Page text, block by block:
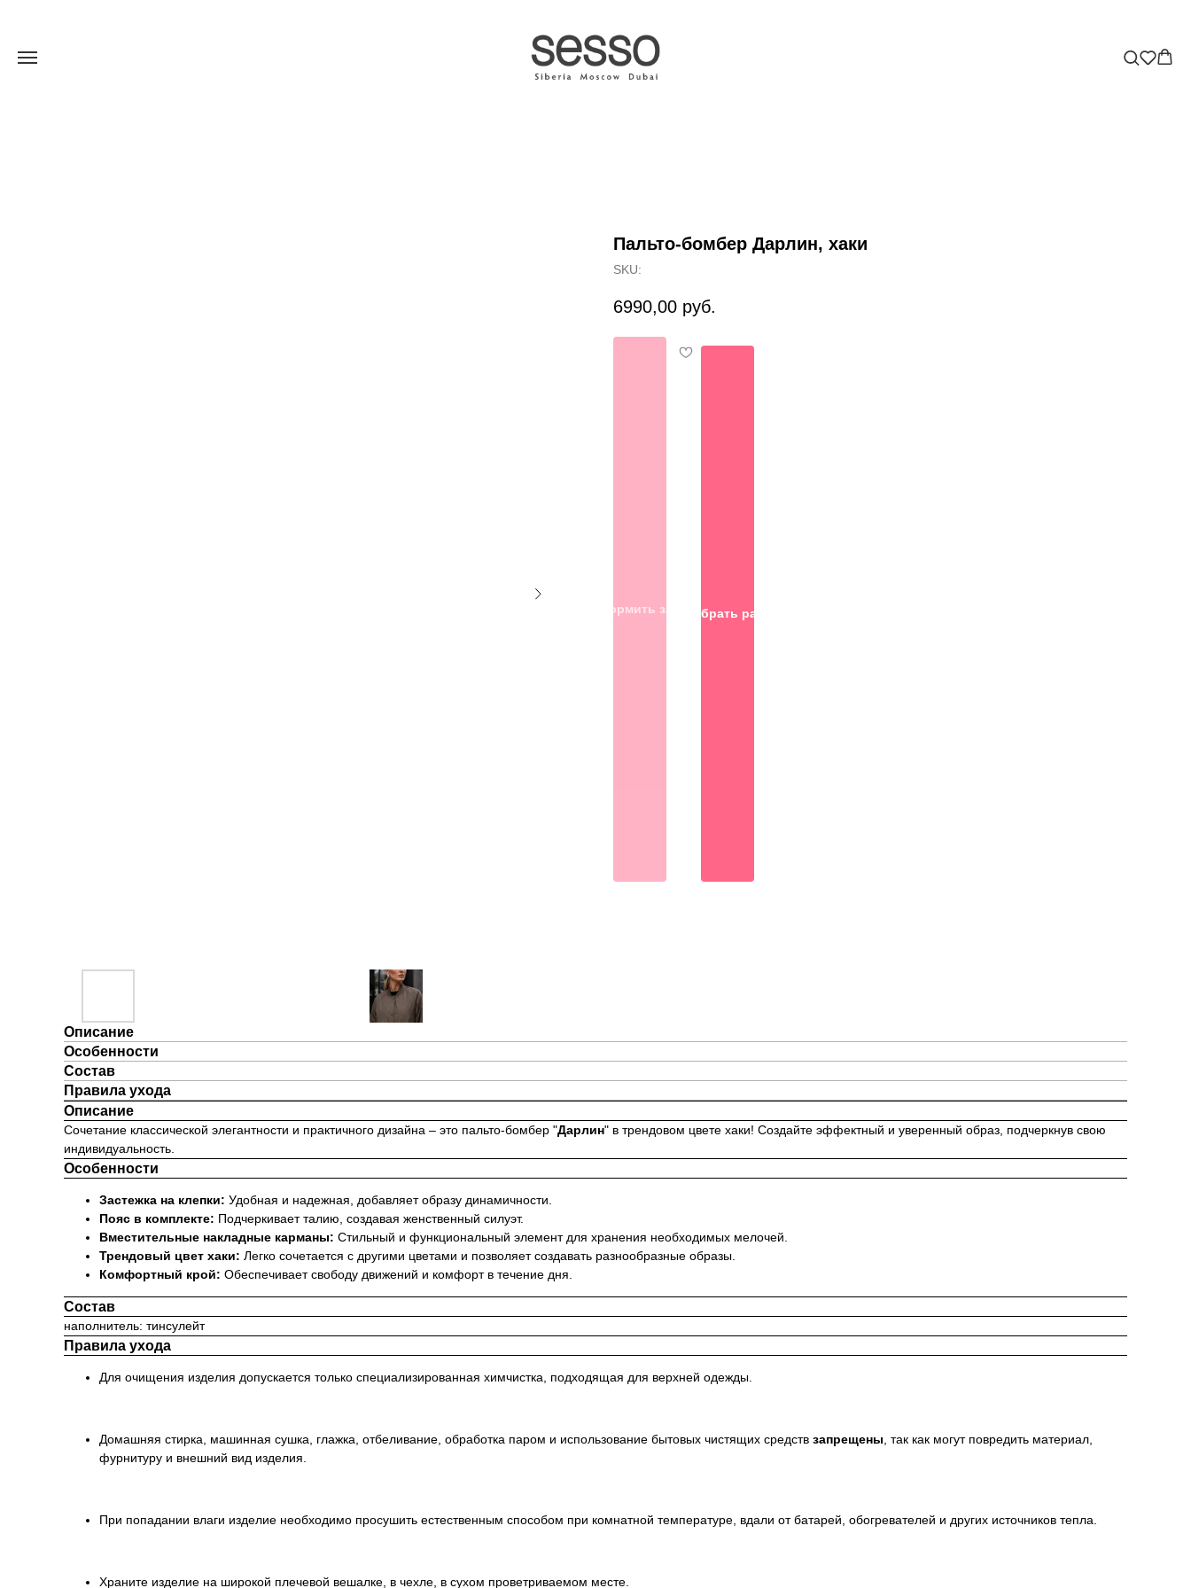
Пальто-бомбер Дарлин, хаки
SKU:
6990,00 руб.
Оформить заказПодобрать размер
Описание
Особенности
Состав
Правила ухода
Описание
Сочетание классической элегантности и практичного дизайна – это пальто-бомбер "Дарлин" в трендовом цвете хаки! Создайте эффектный и уверенный образ, подчеркнув свою
индивидуальность.
Особенности
Застежка на клепки: Удобная и надежная, добавляет образу динамичности.
Пояс в комплекте: Подчеркивает талию, создавая женственный силуэт.
Вместительные накладные карманы: Стильный и функциональный элемент для хранения необходимых мелочей.
Трендовый цвет хаки: Легко сочетается с другими цветами и позволяет создавать разнообразные образы.
Комфортный крой: Обеспечивает свободу движений и комфорт в течение дня.
Состав
наполнитель: тинсулейт
Правила ухода
Для очищения изделия допускается только специализированная химчистка, подходящая для верхней одежды.
Домашняя стирка, машинная сушка, глажка, отбеливание, обработка паром и использование бытовых чистящих средств запрещены , так как могут повредить материал,
фурнитуру и внешний вид изделия.
При попадании влаги изделие необходимо просушить естественным способом при комнатной температуре, вдали от батарей, обогревателей и других источников тепла.
Храните изделие на широкой плечевой вешалке, в чехле, в сухом проветриваемом месте.